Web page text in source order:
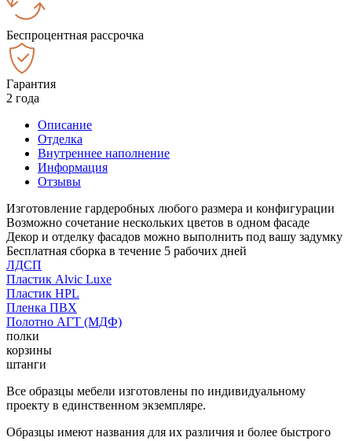
Беспроцентная рассрочка
Гарантия
2 года
Описание
Отделка
Внутреннее наполнение
Информация
Отзывы
Изготовление гардеробных любого размера и конфигурации
Возможно сочетание нескольких цветов в одном фасаде
Декор и отделку фасадов можно выполнить под вашу задумку
Бесплатная сборка в течение 5 рабочих дней
ЛДСП
Пластик Alvic Luxe
Пластик HPL
Пленка ПВХ
Полотно АГТ (МДФ)
полки
корзины
штанги
Все образцы мебели изготовлены по индивидуальному
проекту в единственном экземпляре.
Образцы имеют названия для их различия и более быстрого